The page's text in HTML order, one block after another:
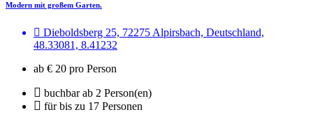
Modern mit großem Garten.
Dieboldsberg 25, 72275 Alpirsbach, Deutschland,
48.33081, 8.41232
ab € 20 pro Person
buchbar ab 2 Person(en)
für bis zu 17 Personen